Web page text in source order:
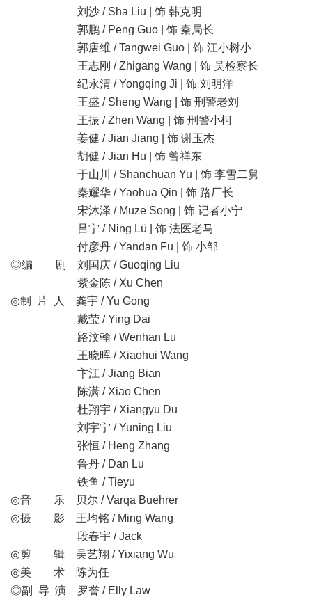
刘沙 / Sha Liu | 饰 韩克明
郭鹏 / Peng Guo | 饰 秦局长
郭唐维 / Tangwei Guo | 饰 江小树小
王志刚 / Zhigang Wang | 饰 吴检察长
纪永清 / Yongqing Ji | 饰 刘明洋
王盛 / Sheng Wang | 饰 刑警老刘
王振 / Zhen Wang | 饰 刑警小柯
姜健 / Jian Jiang | 饰 谢玉杰
胡健 / Jian Hu | 饰 曾祥东
于山川 / Shanchuan Yu | 饰 李雪二舅
秦耀华 / Yaohua Qin | 饰 路厂长
宋沐泽 / Muze Song | 饰 记者小宁
吕宁 / Ning Lü | 饰 法医老马
付彦丹 / Yandan Fu | 饰 小邹
◎编 剧 刘国庆 / Guoqing Liu
紫金陈 / Xu Chen
◎制 片 人 龚宇 / Yu Gong
戴莹 / Ying Dai
路汶翰 / Wenhan Lu
王晓晖 / Xiaohui Wang
卞江 / Jiang Bian
陈潇 / Xiao Chen
杜翔宇 / Xiangyu Du
刘宇宁 / Yuning Liu
张恒 / Heng Zhang
鲁丹 / Dan Lu
铁鱼 / Tieyu
◎音 乐 贝尔 / Varqa Buehrer
◎摄 影 王均铭 / Ming Wang
段春宇 / Jack
◎剪 辑 吴艺翔 / Yixiang Wu
◎美 术 陈为任
◎副 导 演 罗誉 / Elly Law